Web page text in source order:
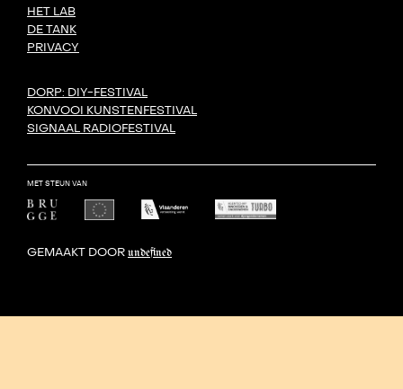
HET LAB
DE TANK
PRIVACY
DORP: DIY-FESTIVAL
KONVOOI KUNSTENFESTIVAL
SIGNAAL RADIOFESTIVAL
MET STEUN VAN
GEMAAKT DOOR undefined